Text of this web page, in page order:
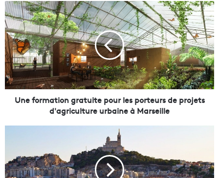
U
n
e
f
o
r
m
a
t
t
u
Une formation gratuite pour les porteurs de projets
d'agriculture urbaine à Marseille
m
e